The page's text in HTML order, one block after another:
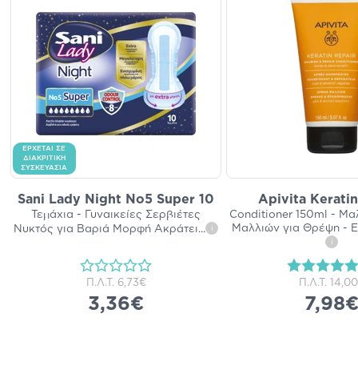
ΕΡΧΕΤΑΙ ΣΕ
ΔΙΑΚΡΙΤΙΚΗ
ΣΥΣΚΕΥΑΣΙΑ
Sani Lady Night No5 Super 10
Τεμάχια - Γυναικείες Σερβιέτες
Νυκτός για Βαριά Μορφή Ακράτει... i
Π.Λ.Τ. 6,73€
3,36€
Apivita
Conditioner 150ml -
Μαλλιών για Θρέψη -
i
Π.Λ.Τ.
7,98€